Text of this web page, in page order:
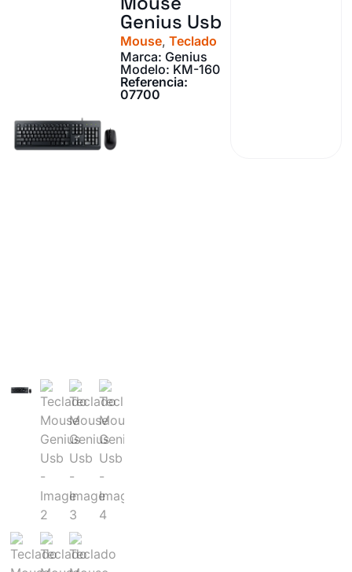
Genius Usb
Mouse, Teclado
Marca: Genius
Modelo: KM-160
Referencia:
07700